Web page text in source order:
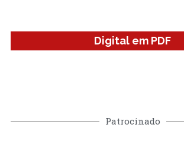
Digital em PDF
Patrocinado